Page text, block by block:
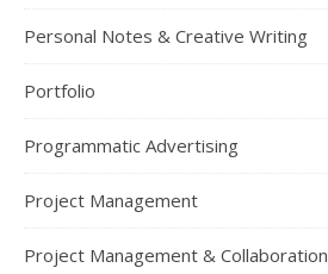
Personal Notes & Creative Writing
Portfolio
Programmatic Advertising
Project Management
Project Management & Collaboration